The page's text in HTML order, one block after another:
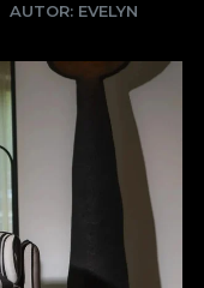
AUTOR: EVELYN